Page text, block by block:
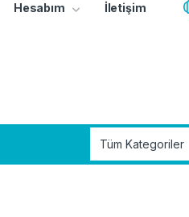
Hesabım İletişim